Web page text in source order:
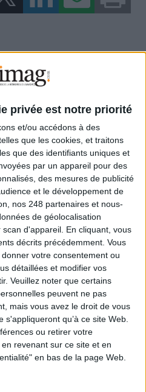
privée est notre priorité
et/ou accédons à des
que les cookies, et traitons
que des identifiants uniques et
par un appareil pour des
des mesures de publicité
et le développement de
nos 248 partenaires et nous-
de géolocalisation
scan d'appareil. En cliquant, vous
décrits précédemment. Vous
votre consentement ou
détaillées et modifier vos
Veuillez noter que certains
peuvent ne pas
mais vous avez le droit de vous
qu’à ce site Web.
ou retirer votre
revenant sur ce site et en
en bas de la page Web.
vouspour publier un commentaire
de Lille confie son récolement et
à AureXus
de l’ABF : l’hospitalité comme fil rouge
: comment survivre face aux